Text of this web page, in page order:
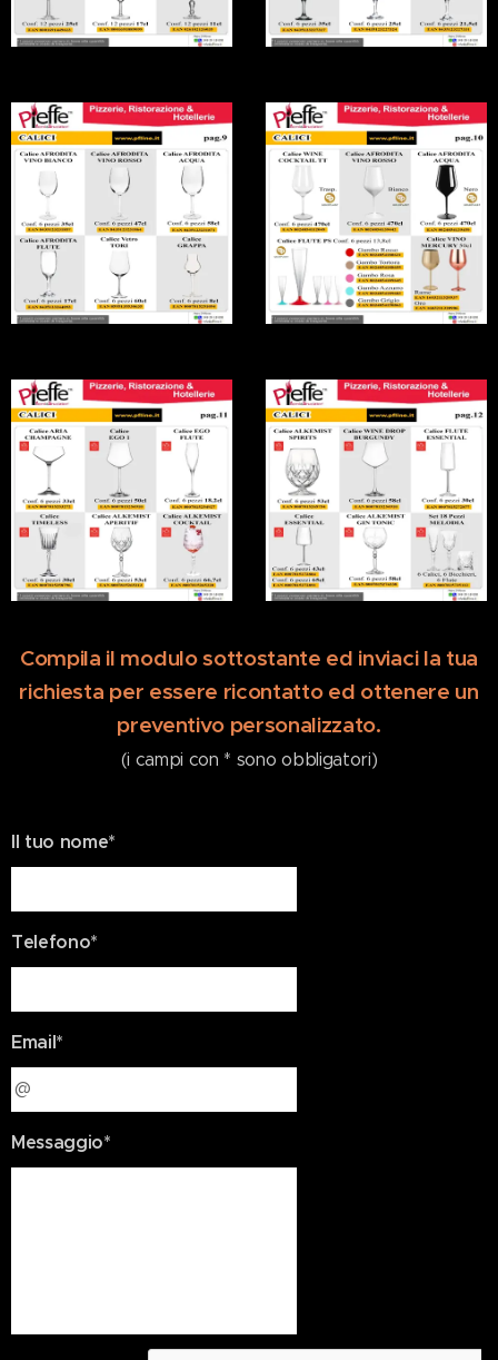
Compila il modulo sottostante ed inviaci la tua
richiesta per essere ricontatto ed ottenere un
preventivo personalizzato.
(i campi con * sono obbligatori)
Il tuo nome*
Telefono*
Email*
Messaggio*